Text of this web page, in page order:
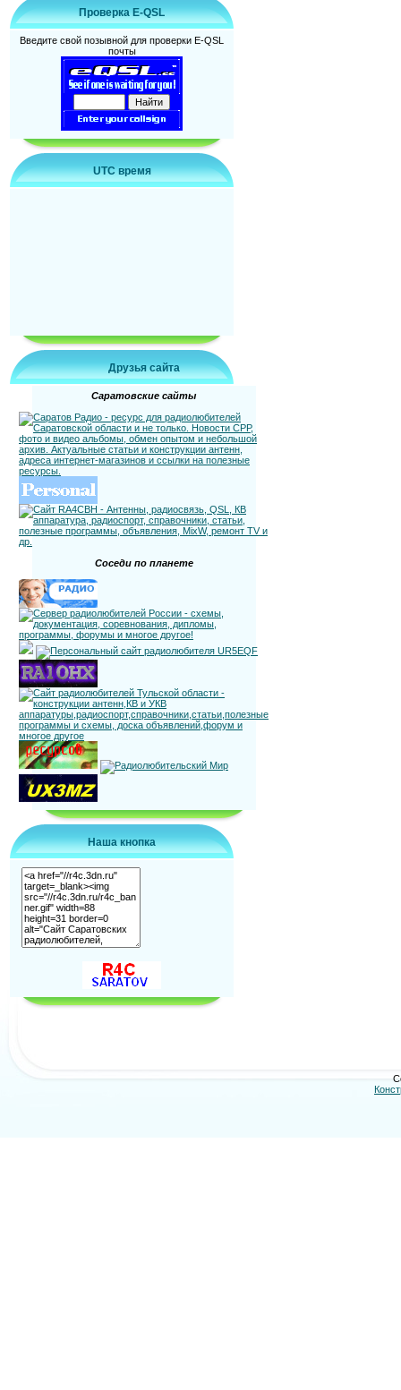
Проверка E-QSL
Введите свой позывной для проверки E-QSL
почты
UTC время
Друзья сайта
Саратовские сайты
Соседи по планете
Наша кнопка